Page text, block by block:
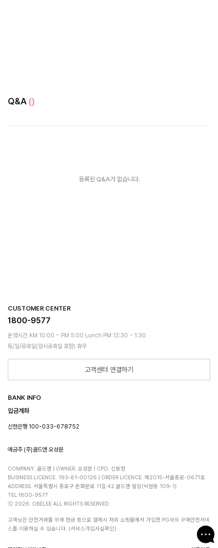
Q&A ()
등록된 Q&A가 없습니다.
CUSTOMER CENTER
1800-9577
운영시간 AM 10:00 ~ PM 5:00 Lunch PM 12:30 ~ 1:30
토/일/공휴일(임시공휴일 포함) 휴무
고객센터 연결하기
BANK INFO
입금계좌
신한은행 100-033-678752
예금주 (주)골드앤 오성문
COMPANY. 골드앤 | OWNER. 오성문 | CPO. 신동현
BUSINESS LICENCE. 193-81-00126 | ORDER LICENCE. 제2015-서울종로-0671호
ADDRESS. 서울특별시 종로구 돈화문로 11길 42 골드앤 빌딩(낙원동 109-1)
TEL.1800-9577
ⓒ 2026. OBELEE ALL RIGHTS RESERVED.
고객님은 안전거래를 위해 현금 등으로 결제시 저희 쇼핑몰에서 가입한 PG사의 구매안전서비
스를 이용하실 수 있습니다. (서비스가입사실확인)